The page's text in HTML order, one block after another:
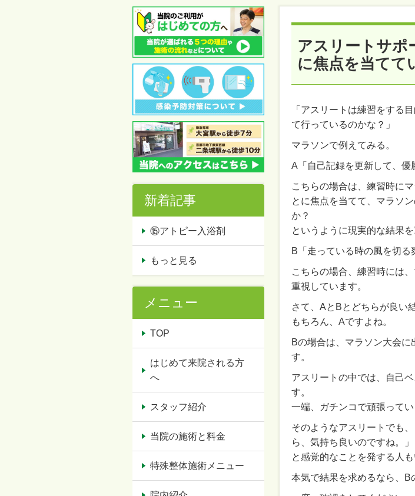
アスリートサ
に焦点を当て
「アスリートは練習をする
て行っているのかな？」
マラソンで例えてみる。
A「自己記録を更新して、優
こちらの場合は、練習時に
とに焦点を当てて、マラソ
か？
というように現実的な結果を
B「走っている時の風を切る
こちらの場合、練習時には
重視しています。
さて、AとBとどちらが良い
もちろん、Aですよね。
Bの場合は、マラソン大会
す。
アスリートの中では、自己
す。
一端、ガチンコで頑張って
そのようなアスリートでも
ら、気持ち良いのですね。」
と感覚的なことを発する人も
本気で結果を求めるなら、B
新着記事
⑮アトピー入浴剤
もっと見る
メニュー
TOP
はじめて来院される方
へ
スタッフ紹介
当院の施術と料金
特殊整体施術メニュー